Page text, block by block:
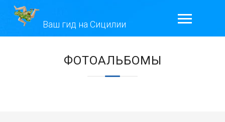
Ваш гид на Сицилии
ЭКСКУРСИИ